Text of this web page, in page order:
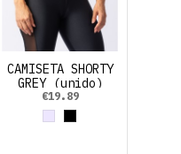
CAMISETA SHORTY
GREY (unido)
€19.89
GreyBlack